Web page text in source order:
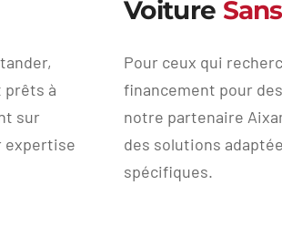
prêts à
sur
expertise
Voiture
Pour ceux qui
financement pour
notre partenaire
des solutions
spécifiques.